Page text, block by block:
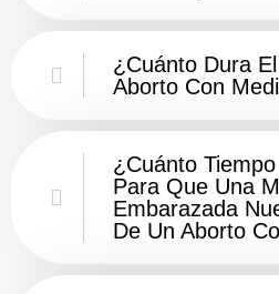
¿Cuánto Dura
Aborto Con
¿Cuánto
Para Que Una
Embarazada
De Un Aborto